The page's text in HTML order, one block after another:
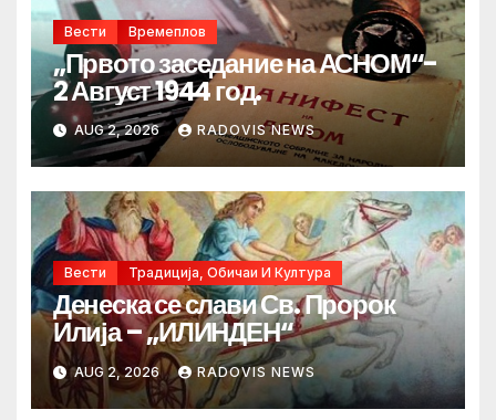
Вести Времеплов
„Првото заседание на АСНОМ“-
2 Август 1944 год.
AUG 2, 2026 RADOVIS NEWS
Вести Традиција, Обичаи И Култура
Денеска се слави Св. Пророк
Илија – „ИЛИНДЕН“
AUG 2, 2026 RADOVIS NEWS